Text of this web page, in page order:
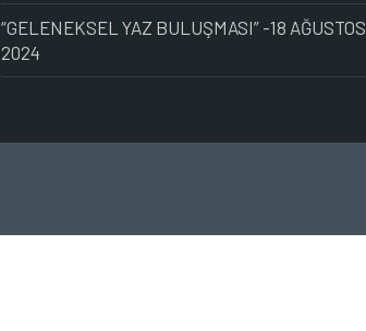
“GELENEKSEL YAZ BULUŞMASI” -18 AĞUSTOS
2024